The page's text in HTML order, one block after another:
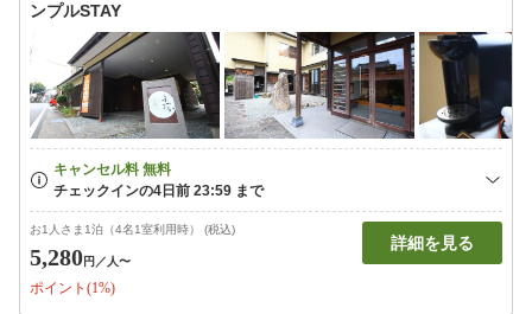
ンプルSTAY
お1人さま1泊（4名1室利用時） (税込)
5,280円 ／人〜
ポイント(1%)
詳細を見る